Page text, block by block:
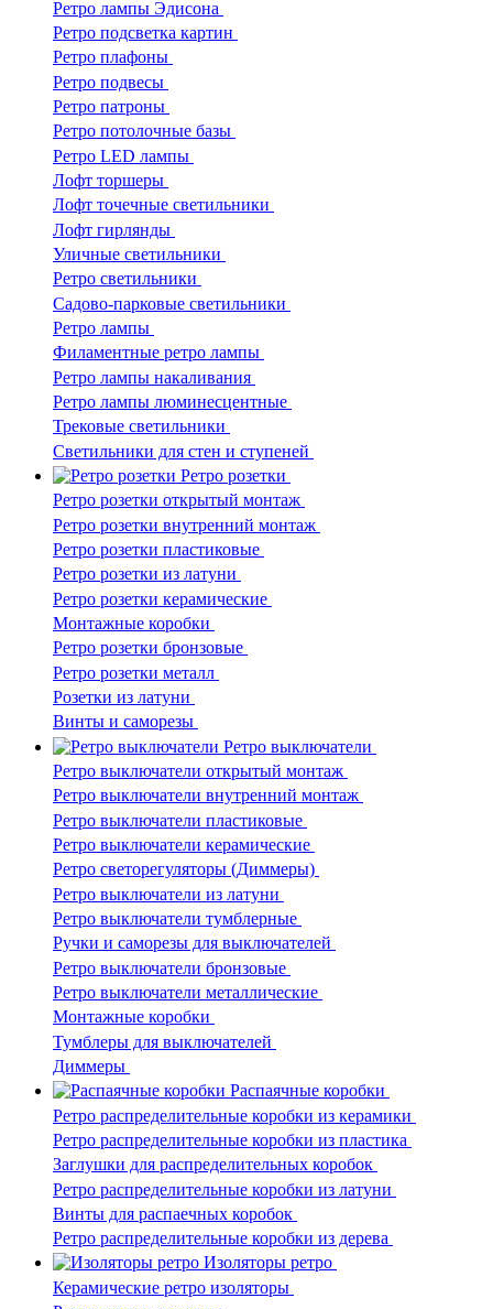
Ретро лампы Эдисона
Ретро подсветка картин
Ретро плафоны
Ретро подвесы
Ретро патроны
Ретро потолочные базы
Ретро LED лампы
Лофт торшеры
Лофт точечные светильники
Лофт гирлянды
Уличные светильники
Ретро светильники
Садово-парковые светильники
Ретро лампы
Филаментные ретро лампы
Ретро лампы накаливания
Ретро лампы люминесцентные
Трековые светильники
Светильники для стен и ступеней
Ретро розетки
Ретро розетки открытый монтаж
Ретро розетки внутренний монтаж
Ретро розетки пластиковые
Ретро розетки из латуни
Ретро розетки керамические
Монтажные коробки
Ретро розетки бронзовые
Ретро розетки металл
Розетки из латуни
Винты и саморезы
Ретро выключатели
Ретро выключатели открытый монтаж
Ретро выключатели внутренний монтаж
Ретро выключатели пластиковые
Ретро выключатели керамические
Ретро светорегуляторы (Диммеры)
Ретро выключатели из латуни
Ретро выключатели тумблерные
Ручки и саморезы для выключателей
Ретро выключатели бронзовые
Ретро выключатели металлические
Монтажные коробки
Тумблеры для выключателей
Диммеры
Распаячные коробки
Ретро распределительные коробки из керамики
Ретро распределительные коробки из пластика
Заглушки для распределительных коробок
Ретро распределительные коробки из латуни
Винты для распаечных коробок
Ретро распределительные коробки из дерева
Изоляторы ретро
Керамические ретро изоляторы